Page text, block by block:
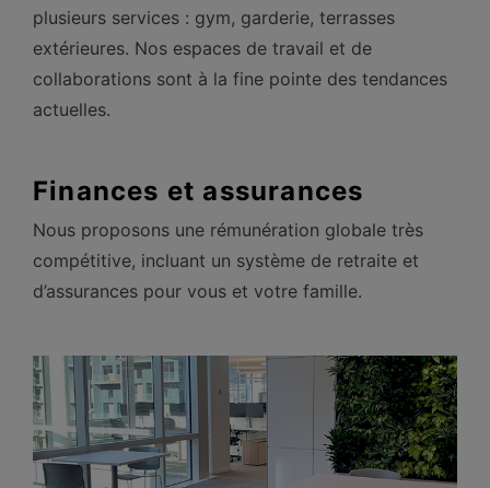
plusieurs services : gym, garderie, terrasses
extérieures. Nos espaces de travail et de
collaborations sont à la fine pointe des tendances
actuelles.
Finances et assurances
Nous proposons une rémunération globale très
compétitive, incluant un système de retraite et
d’assurances pour vous et votre famille.